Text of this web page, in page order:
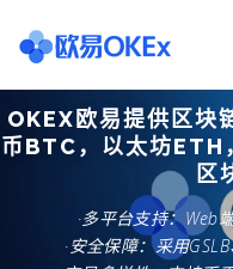
content
欧意交易所 关于欧意
欧意注册网址 欧意
OKEX欧易提供区块
币BTC，以太坊ETH
区
·多平台支持：Web
·安全保障：采用